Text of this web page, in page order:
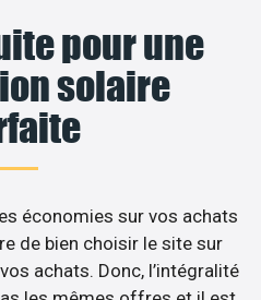
pour une
solaire
économies sur vos achats
de bien choisir le site sur
achats. Donc, l’intégralité